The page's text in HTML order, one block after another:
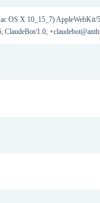
OS X 10_15_7)
ClaudeBot/1.0;